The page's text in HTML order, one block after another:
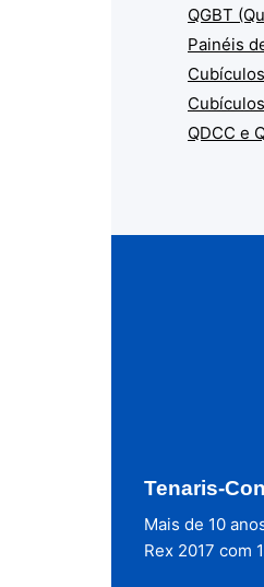
QGBT
Painéis
QDCC e
Tenaris-
Mais de 10
Rex 2017 com